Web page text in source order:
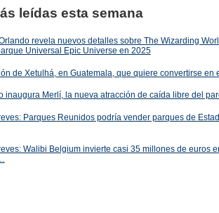
leídas esta semana
revela nuevos detalles sobre The Wizarding
Universal Epic Universe en 2025
de Xetulhá, en Guatemala, que quiere convertirse en
inaugura Merlí, la nueva atracción de caída libre del
Parques Reunidos podría vender parques de
Walibi Belgium invierte casi 35 millones de euros